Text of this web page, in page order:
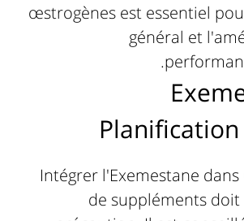
œstrogènes est essentiel
général et
Intégrer l'Exemestane
de suppléments